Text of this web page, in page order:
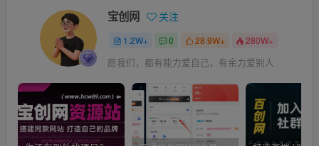
宝创网 关注
1.2W+ 0 28.9W+ 280W+
愿我们，都有能力爱自己，有余力爱别人